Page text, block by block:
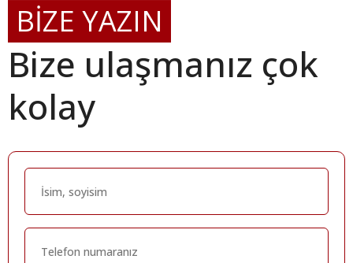
BİZE YAZIN
Bize ulaşmanız çok
kolay